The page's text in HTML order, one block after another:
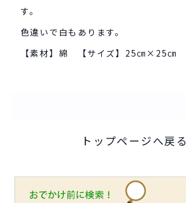
す。
色違いで白もあります。
【素材】綿 【サイズ】25㎝×25㎝
トップページへ戻る